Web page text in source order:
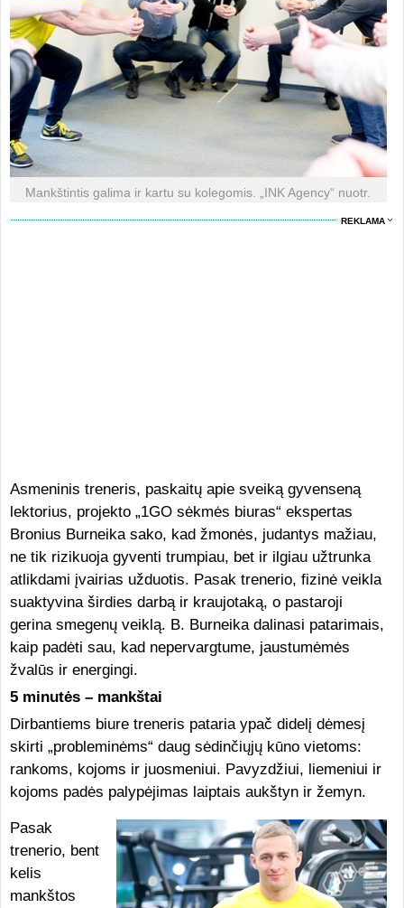
Mankštintis galima ir kartu su kolegomis. „INK Agency“ nuotr.
REKLAMA
Asmeninis treneris, paskaitų apie sveiką gyvenseną
lektorius, projekto „1GO sėkmės biuras“ ekspertas
Bronius Burneika sako, kad žmonės, judantys mažiau,
ne tik rizikuoja gyventi trumpiau, bet ir ilgiau užtrunka
atlikdami įvairias užduotis. Pasak trenerio, fizinė veikla
suaktyvina širdies darbą ir kraujotaką, o pastaroji
gerina smegenų veiklą. B. Burneika dalinasi patarimais,
kaip padėti sau, kad nepervargtume, jaustumėmės
žvalūs ir energingi.
5 minutės – mankštai
Dirbantiems biure treneris pataria ypač didelį dėmesį
skirti „probleminėms“ daug sėdinčiųjų kūno vietoms:
rankoms, kojoms ir juosmeniui. Pavyzdžiui, liemeniui ir
kojoms padės palypėjimas laiptais aukštyn ir žemyn.
Pasak
trenerio, bent
kelis
mankštos